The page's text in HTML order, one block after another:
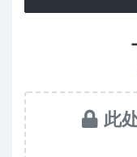
此